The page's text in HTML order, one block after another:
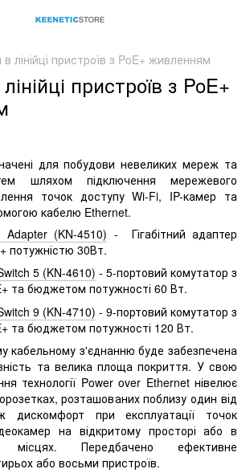
лінійці пристроїв з PoE+ живленням
пристроїв з PoE+
для побудови невеликих мереж та
шляхом підключення мережевого
точок доступу Wi-Fi, IP-камер та
кабелю Ethernet.
Adapter (KN-4510) - Гігабітний адаптер
потужністю 30Вт.
5 (KN-4610) - 5-портовий комутатор з
та бюджетом потужності 60 Вт.
9 (KN-4710) - 9-портовий комутатор з
та бюджетом потужності 120 Вт.
кабельному з'єднанню буде забезпечена
та велика площа покриття. У свою
технології Power over Ethernet нівелює
розташованих поблизу один від
дискомфорт при експлуатації точок
на відкритому просторі або в
місцях. Передбачено ефективне
або восьми пристроїв.